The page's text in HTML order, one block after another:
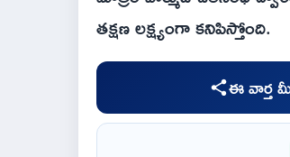
తక్షణ లక్ష్యంగా కనిపిస్తోంది.
ఈ వార్త